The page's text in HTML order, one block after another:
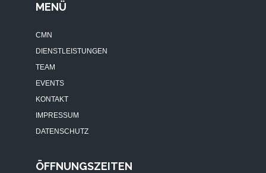
MENÜ
CMN
DIENSTLEISTUNGEN
TEAM
EVENTS
KONTAKT
IMPRESSUM
DATENSCHUTZ
ÖFFNUNGSZEITEN